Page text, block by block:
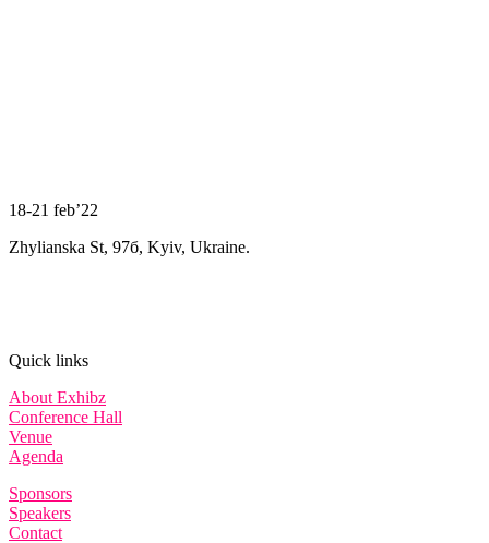
18-21 feb’22
Zhylianska St, 97б, Kyiv, Ukraine.
Quick links
About Exhibz
Conference Hall
Venue
Agenda
Sponsors
Speakers
Contact